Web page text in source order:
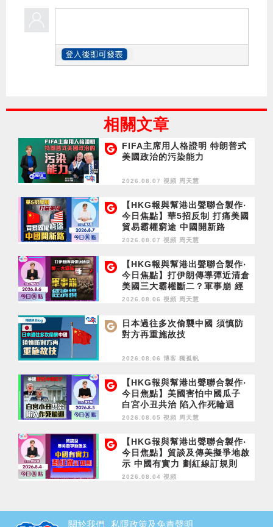
相關文章
FIFA主席用人格證明 特朗普式
美國政治的污染能力
2026.08.07 視頻 周天慧
【HKG報與幫港出聲聯合製作‧
今日焦點】華5招反制 打痛美國
貿易霸權窮途 中國開新路
2026.08.07 視頻 周天慧
【HKG報與幫港出聲聯合製作‧
今日焦點】打伊朗傳導彈近清倉
美國三大霸權斷二？軍事崩 經
濟損
2026.08.06 視頻 周天慧
日本過往多次偷襲中國 須慎防
對方再重施故技
2026.08.06 博客 獨孤帆
【HKG報與幫港出聲聯合製作‧
今日焦點】美國害怕中國瓜子
白宮小丑共治 陷入作死輪迴
2026.08.05 視頻 周天慧
【HKG報與幫港出聲聯合製作‧
今日焦點】貿談及傳美擬爭地啟
示 中國有實力 劃紅線訂規則
2026.08.04 視頻
關於我們 私隱政策及免責聲明